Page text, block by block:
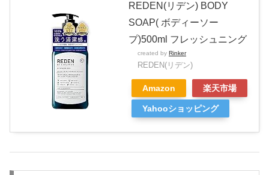
REDEN(リデン) BODY
SOAP( ボディーソー
プ)500ml フレッシュニング
created by Rinker
REDEN(リデン)
Amazon 楽天市場
Yahooショッピング